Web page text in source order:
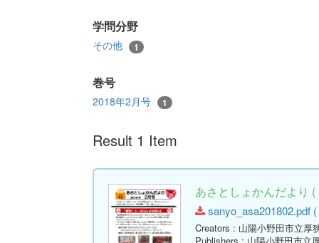
学問分野
その他 1
巻号
2018年2月号 1
Result 1 Item
あさとしょかんだより
sanyo_asa201802.pdf
Creators : 山陽小野田市立厚